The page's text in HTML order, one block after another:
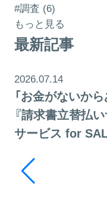
#調査 (6)
もっと見る
最新記事
2026.07.14
「お金がないか
『請求書立替払
サービス for